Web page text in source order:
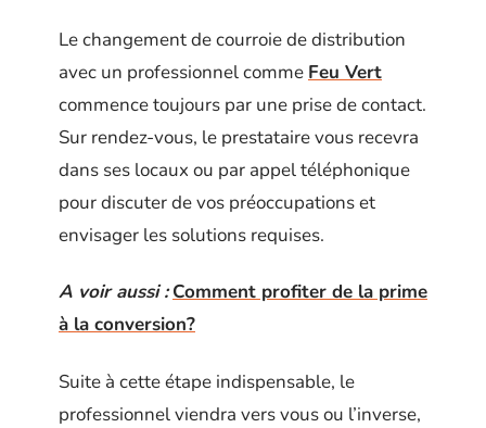
Le changement de courroie de distribution
avec un professionnel comme Feu Vert
commence toujours par une prise de contact.
Sur rendez-vous, le prestataire vous recevra
dans ses locaux ou par appel téléphonique
pour discuter de vos préoccupations et
envisager les solutions requises.
A voir aussi : Comment profiter de la prime
à la conversion?
Suite à cette étape indispensable, le
professionnel viendra vers vous ou l’inverse,